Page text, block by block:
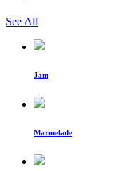
See All
Jam
Marmelade